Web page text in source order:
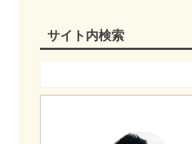
サイト内検索